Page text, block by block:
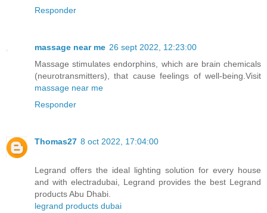
Responder
massage near me 26 sept 2022, 12:23:00
Massage stimulates endorphins, which are brain chemicals
(neurotransmitters), that cause feelings of well-being.Visit
massage near me
Responder
Thomas27 8 oct 2022, 17:04:00
Legrand offers the ideal lighting solution for every house
and with electradubai, Legrand provides the best Legrand
products Abu Dhabi.
legrand products dubai